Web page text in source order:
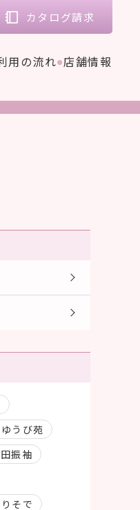
用の流れ 店舗情報
カタログ請求
うび苑
振袖
そで